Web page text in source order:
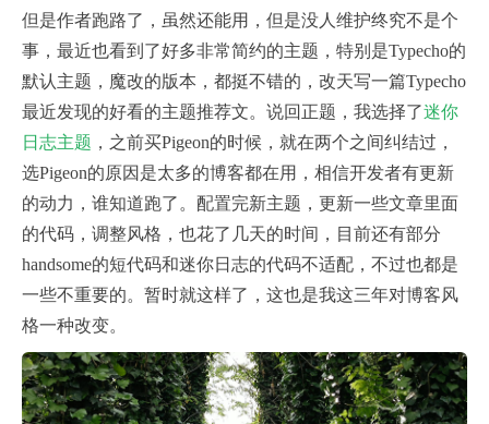
但是作者跑路了，虽然还能用，但是没人维护终究不是个
事，最近也看到了好多非常简约的主题，特别是Typecho的
默认主题，魔改的版本，都挺不错的，改天写一篇Typecho
最近发现的好看的主题推荐文。说回正题，我选择了迷你
日志主题 ，之前买Pigeon的时候，就在两个之间纠结过，
选Pigeon的原因是太多的博客都在用，相信开发者有更新
的动力，谁知道跑了。配置完新主题，更新一些文章里面
的代码，调整风格，也花了几天的时间，目前还有部分
handsome的短代码和迷你日志的代码不适配，不过也都是
一些不重要的。暂时就这样了，这也是我这三年对博客风
格一种改变。